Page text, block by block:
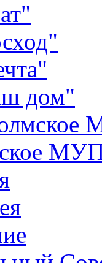
дом"